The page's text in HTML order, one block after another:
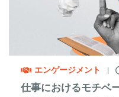
エンゲージメント
仕事におけるモチベ